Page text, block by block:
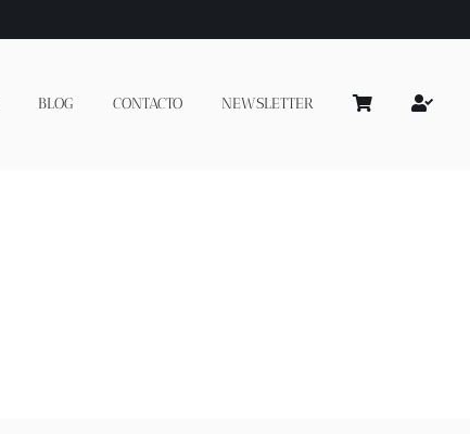
BLOG CONTACTO NEWSLETTER